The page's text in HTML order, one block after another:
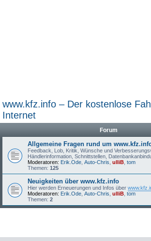
www.kfz.info – Der kostenlose
Internet
Forum
Allgemeine Fragen rund um
Feedback, Lob, Kritik, Wünsche und
Händlerinformation, Schnittstellen,
Moderatoren: Erik.Ode Auto-Chris ulliB tom
Themen: 125
Neuigkeiten über www.kfz.info
Hier werden Erneuerungen und Infos über
Moderatoren: Erik.Ode Auto-Chris ulliB tom
Themen: 2